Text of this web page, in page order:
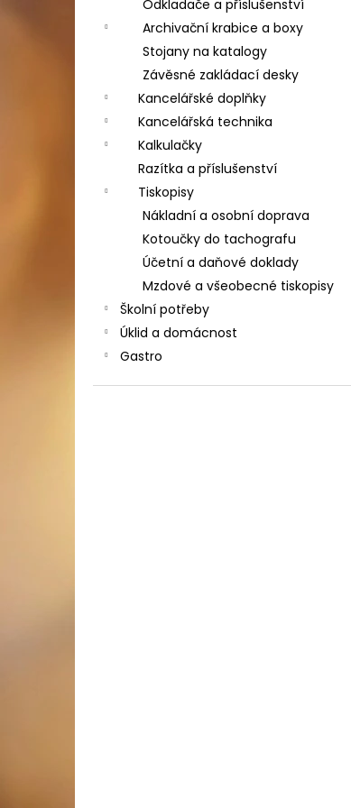
Odkladače a příslušenství
Archivační krabice a boxy
Stojany na katalogy
Závěsné zakládací desky
Kancelářské doplňky
Kancelářská technika
Kalkulačky
Razítka a příslušenství
Tiskopisy
Nákladní a osobní doprava
Kotoučky do tachografu
Účetní a daňové doklady
Mzdové a všeobecné tiskopisy
Školní potřeby
Úklid a domácnost
Gastro